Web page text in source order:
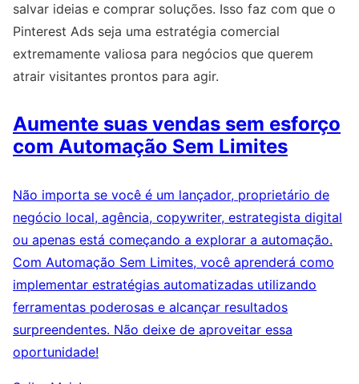
salvar ideias e comprar soluções. Isso faz com que o
Pinterest Ads seja uma estratégia comercial
extremamente valiosa para negócios que querem
atrair visitantes prontos para agir.
Aumente suas vendas sem esforço
com Automação Sem Limites
Não importa se você é um lançador, proprietário de
negócio local, agência, copywriter, estrategista digital
ou apenas está começando a explorar a automação.
Com Automação Sem Limites, você aprenderá como
implementar estratégias automatizadas utilizando
ferramentas poderosas e alcançar resultados
surpreendentes. Não deixe de aproveitar essa
oportunidade!